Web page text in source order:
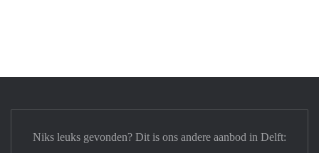
Niks leuks gevonden? Dit is ons andere aanbod in Delft: